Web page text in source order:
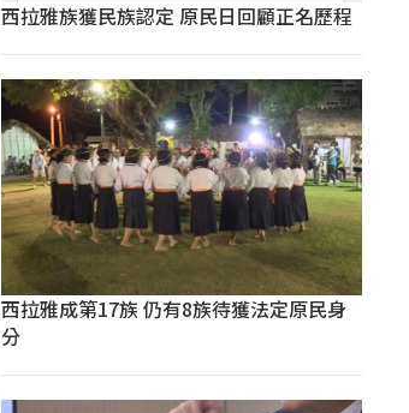
西拉雅族獲民族認定 原民日回顧正名歷程
西拉雅成第17族 仍有8族待獲法定原民身
分